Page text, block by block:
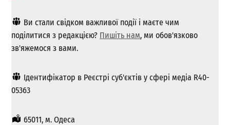
Ви стали свідком важливої ​​події і маєте чим
поділитися з редакцією? Пишіть нам, ми обов'язково
зв'яжемося з вами.
Ідентифікатор в Реєстрі суб'єктів у сфері медіа R40-
05363
65011, м. Одеса